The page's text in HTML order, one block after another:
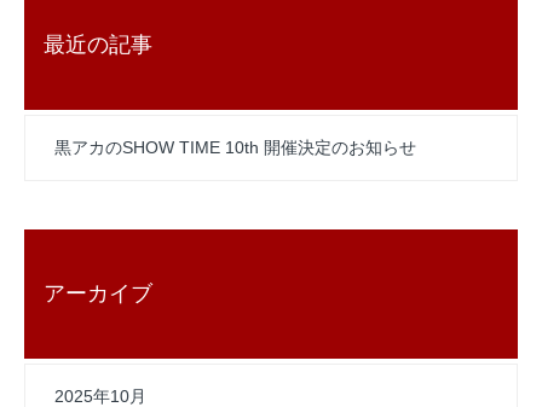
最近の記事
黒アカのSHOW TIME 10th 開催決定のお知らせ
アーカイブ
2025年10月